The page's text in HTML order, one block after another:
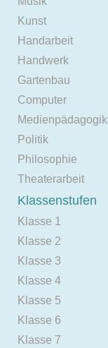
Kunst
Handarbeit
Handwerk
Gartenbau
Computer
Medienpädagogik
Politik
Philosophie
Theaterarbeit
Klassenstufen
Klasse 1
Klasse 2
Klasse 3
Klasse 4
Klasse 5
Klasse 6
Klasse 7